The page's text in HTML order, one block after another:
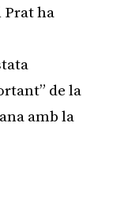
Prat ha
de la
amb la